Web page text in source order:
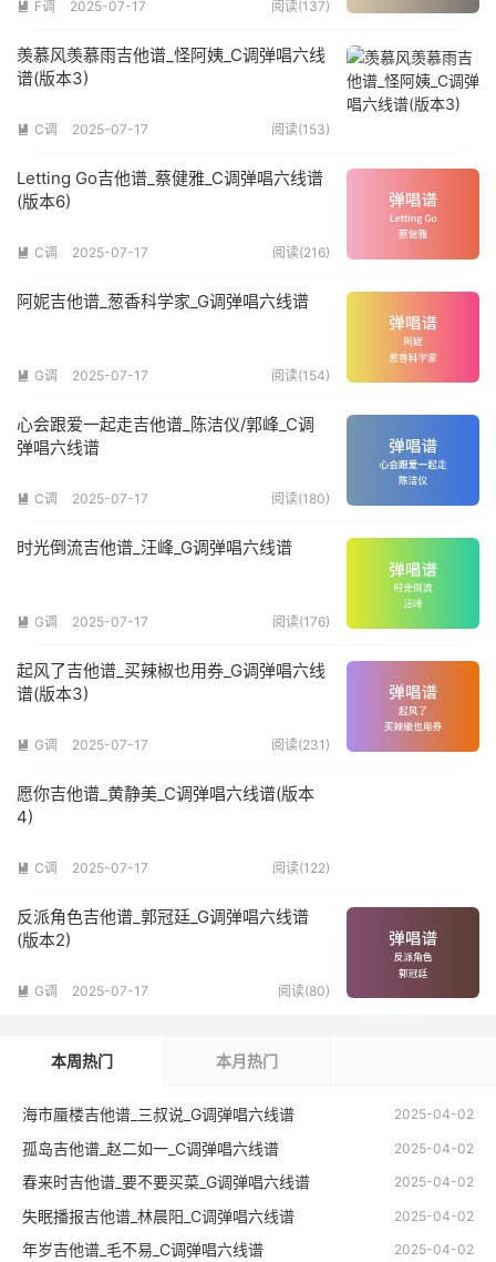
 F调 2025-07-17 阅读(137)
羡慕风羡慕雨吉他谱_怪阿姨_C调弹唱六线
谱(版本3)
 C调 2025-07-17 阅读(153)
Letting Go吉他谱_蔡健雅_C调弹唱六线谱
(版本6)
 C调 2025-07-17 阅读(216)
阿妮吉他谱_葱香科学家_G调弹唱六线谱
 G调 2025-07-17 阅读(154)
心会跟爱一起走吉他谱_陈洁仪/郭峰_C调
弹唱六线谱
 C调 2025-07-17 阅读(180)
时光倒流吉他谱_汪峰_G调弹唱六线谱
 G调 2025-07-17 阅读(176)
起风了吉他谱_买辣椒也用券_G调弹唱六线
谱(版本3)
 G调 2025-07-17 阅读(231)
愿你吉他谱_黄静美_C调弹唱六线谱(版本
4)
 C调 2025-07-17 阅读(122)
反派角色吉他谱_郭冠廷_G调弹唱六线谱
(版本2)
 G调 2025-07-17 阅读(80)
本周热门 本月热门
2025-04-02
海市蜃楼吉他谱_三叔说_G调弹唱六线谱
2025-04-02
孤岛吉他谱_赵二如一_C调弹唱六线谱
2025-04-02
春来时吉他谱_要不要买菜_G调弹唱六线谱
2025-04-02
失眠播报吉他谱_林晨阳_C调弹唱六线谱
2025-04-02
年岁吉他谱_毛不易_C调弹唱六线谱